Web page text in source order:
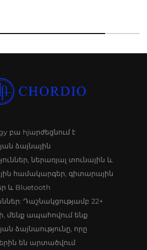
բա hjարժեցնում է
ձայնային
ներառյալ տունային և
համակարգեր, գիտարային
և Bluetooth
Դաշնակցությամբ 22+
մենք ապահովում ենք
ձայնաությունը, որը
են արտածվում